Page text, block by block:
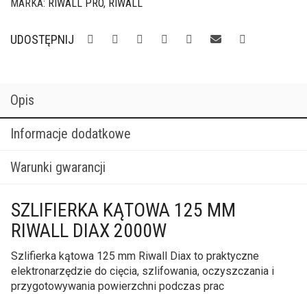
MARKA: RIWALL PRO, RIWALL
UDOSTĘPNIJ
Opis
Informacje dodatkowe
Warunki gwarancji
SZLIFIERKA KĄTOWA 125 MM
RIWALL DIAX 2000W
Szlifierka kątowa 125 mm Riwall Diax to praktyczne
elektronarzędzie do cięcia, szlifowania, oczyszczania i
przygotowywania powierzchni podczas prac